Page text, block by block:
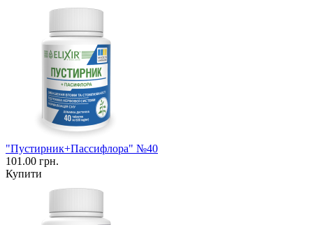
"Пустирник+Пассифлора" №40
101.00 грн.
Купити